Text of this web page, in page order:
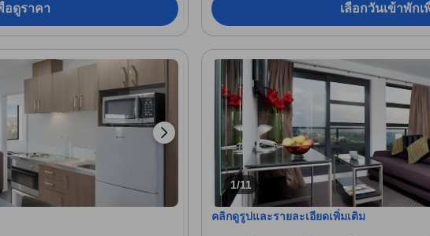
อดูราคา เลือกวันเข้าพัก
1/11
คลิกดูรูปและรายละเอียดเพิ่มเติม